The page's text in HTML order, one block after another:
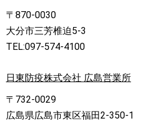
〒870-0030
大分市三芳椎迫5-3
TEL:097-574-4100
日東防疫株式会社 広島営業所
〒732-0029
広島県広島市東区福田2-350-1